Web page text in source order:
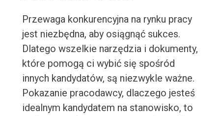
Przewaga konkurencyjna na rynku pracy
jest niezbędna, aby osiągnąć sukces.
Dlatego wszelkie narzędzia i dokumenty,
które pomogą ci wybić się spośród
innych kandydatów, są niezwykle ważne.
Pokazanie pracodawcy, dlaczego jesteś
idealnym kandydatem na stanowisko, to